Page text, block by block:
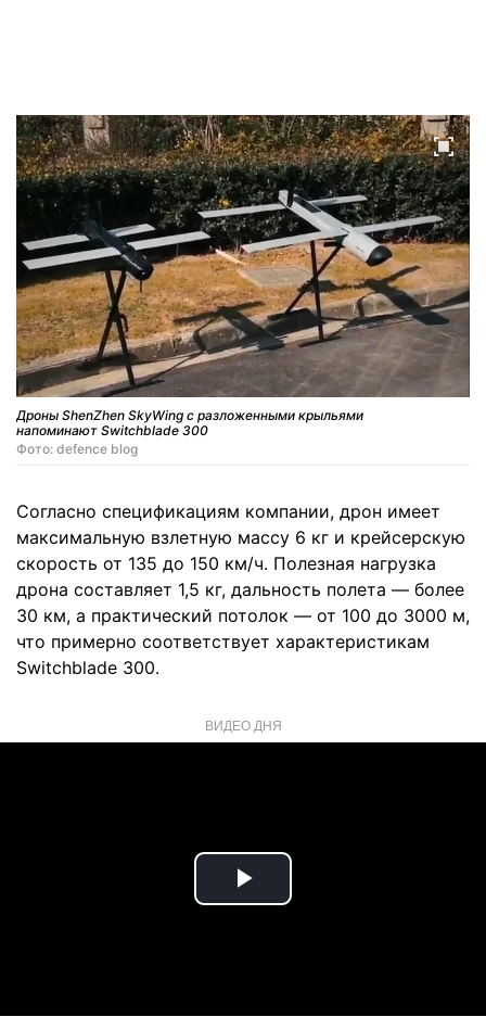
Дроны ShenZhen SkyWing с разложенными крыльями
напоминают Switchblade 300
Фото: defence blog
Согласно спецификациям компании, дрон имеет
максимальную взлетную массу 6 кг и крейсерскую
скорость от 135 до 150 км/ч. Полезная нагрузка
дрона составляет 1,5 кг, дальность полета — более
30 км, а практический потолок — от 100 до 3000 м,
что примерно соответствует характеристикам
Switchblade 300.
ВИДЕО ДНЯ
Play